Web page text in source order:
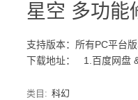
星空 多功能
支持版本：所有PC平台
下载地址： 1.百度网盘
类目: 科幻